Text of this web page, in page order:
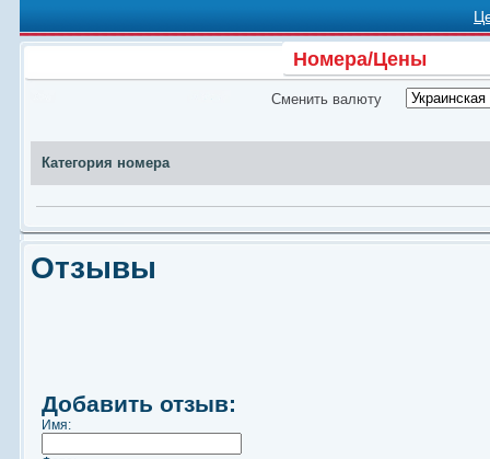
Номера/Цены
Сменить валюту
Категория номера
Отзывы
Добавить отзыв:
Имя: